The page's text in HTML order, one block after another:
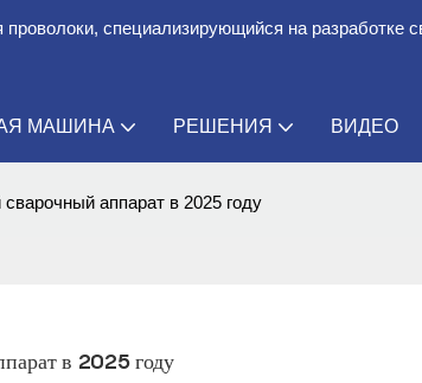
специализирующийся на разработке
МАШИНА РЕШЕНИЯ ВИДЕО
аппарат в 2025 году
в 2025 году